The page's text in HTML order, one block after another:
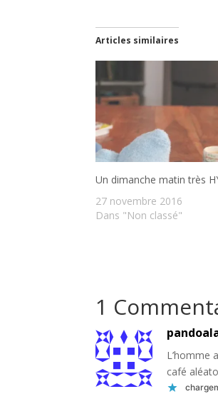
Articles similaires
Un dimanche matin très
27 novembre 2016
Dans "Non classé"
1
L’homme
café